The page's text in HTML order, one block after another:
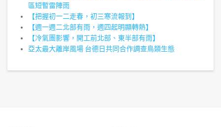
區短暫雷陣雨
【把握初一二走春，初三寒流報到】
【週一週二北部有雨，週四起明顯轉熱】
【冷氣團影響，開工前北部、東半部有雨】
亞太最大離岸風場 台德日共同合作調查鳥類生態